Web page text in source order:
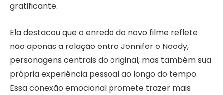
gratificante.
Ela destacou que o enredo do novo filme reflete
não apenas a relação entre Jennifer e Needy,
personagens centrais do original, mas também sua
própria experiência pessoal ao longo do tempo.
Essa conexão emocional promete trazer mais